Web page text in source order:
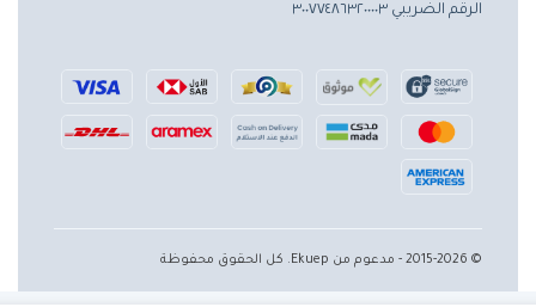
الرقم الضريبي ٣٠٠٧٧٤٨٦٣٢٠٠٠٠٣
© 2015-2026 - مدعوم من Ekuep. كل الحقوق محفوظة